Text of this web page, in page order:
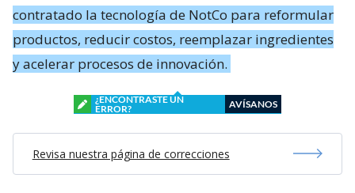
contratado la tecnología de NotCo para reformular
productos, reducir costos, reemplazar ingredientes
y acelerar procesos de innovación.
¿ENCONTRASTE UN
ERROR?
AVÍSANOS
Revisa nuestra página de correcciones